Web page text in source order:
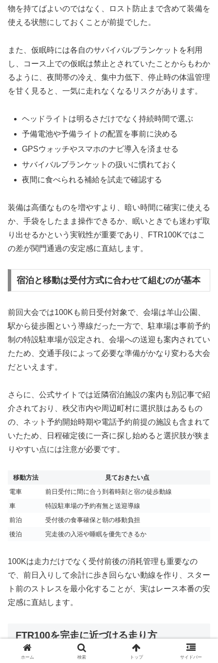
物を持てばよいのではなく、ロスト防止まで含めて装備を
使える状態にしておくことが前提でした。
また、仮眠時には各自のサバイバルブランケットを利用
し、コース上での仮眠は禁止とされていたことからもわか
るように、夜間帯の冷え、集中力低下、停止時の体温管理
を甘く見ると、一気に走れなくなるリスクがあります。
ヘッドライトは明るさだけでなく持続時間で選ぶ
予備電池や予備ライトの配置を事前に決める
GPSウォッチやスマホのナビ導入を済ませる
サバイバルブランケットの扱いに慣れておく
夜間に食べられる補給を試走で確認する
装備は高価なものを増やすより、暗い時間に確実に使える
か、手袋をしたまま操作できるか、眠いときでも迷わず取
り出せるかという実戦性が重要であり、FTR100Kではこ
の差が関門通過の安定感に直結します。
宿泊と移動は受付方式に合わせて組むのが基本
前回大会では100Kも前日受付対象で、会場は羊山公園、
駅から徒歩圏という導線だった一方で、駐車場は事前予約
制の特設駐車場が設定され、会場への送迎も案内されてい
たため、交通手段によって必要な準備がかなり変わる大会
だといえます。
さらに、公式サイトでは近隣宿泊施設の案内も別記事で紹
介されており、秩父市内や周辺町村に選択肢はあるもの
の、ネット予約開始時期や電話予約前提の施設も含まれて
いたため、日程確定後に一斉に探し始めると選択肢が狭ま
りやすい点には注意が必要です。
移動方法
見ておきたい点
電車
前日受付に間に合う到着時刻と宿の徒歩動線
車
特設駐車場の予約有無と送迎導線
前泊
受付後の食事確保と朝の移動負担
後泊
完走後の入浴や睡眠を優先できるか
100Kは走力だけでなく受付前後の消耗管理も重要なの
で、前日入りして余計に歩き回らない動線を作り、スター
ト前のストレスを最小化することが、実はレース本番の安
定感に直結します。
FTR100を完走に近づける走り方
ホーム 検索 トップ サイドバー